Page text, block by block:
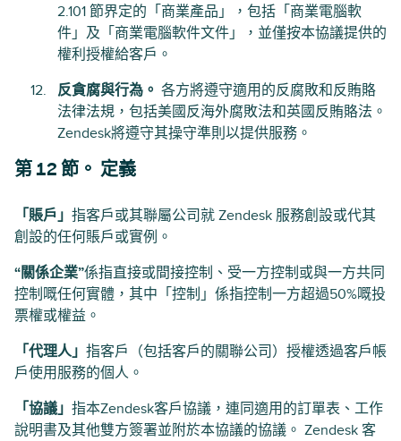
2.101 節界定的「商業產品」，包括「商業電腦軟
件」及「商業電腦軟件文件」，並僅按本協議提供的
權利授權給客戶。
反貪腐與行為。 各方將遵守適用的反腐敗和反賄賂
法律法規，包括美國反海外腐敗法和英國反賄賂法。
Zendesk將遵守其操守準則以提供服務。
第 12 節。 定義
「賬戶」 指客戶或其聯屬公司就 Zendesk 服務創設或代其
創設的任何賬戶或實例。
“關係企業”係指直接或間接控制、受一方控制或與一方共同
控制嘅任何實體，其中「控制」係指控制一方超過50%嘅投
票權或權益。
「代理人」 指客戶（包括客戶的關聯公司）授權透過客戶帳
戶使用服務的個人。
「協議」 指本Zendesk客戶協議，連同適用的訂單表、工作
說明書及其他雙方簽署並附於本協議的協議。 Zendesk 客